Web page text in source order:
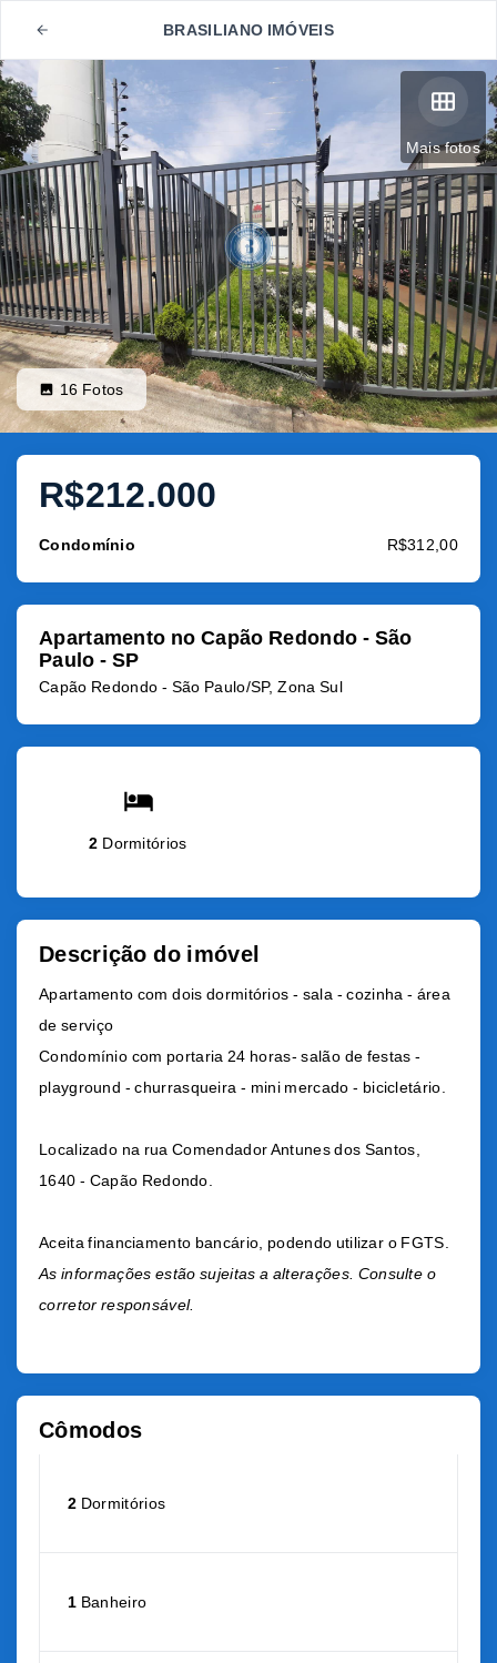
BRASILIANO IMÓVEIS
Mais fotos
16 Fotos
R$212.000
Condomínio R$312,00
Apartamento no Capão Redondo - São
Paulo - SP
Capão Redondo - São Paulo/SP, Zona Sul
2 Dormitórios
Descrição do imóvel
Apartamento com dois dormitórios - sala - cozinha - área
de serviço
Condomínio com portaria 24 horas- salão de festas -
playground - churrasqueira - mini mercado - bicicletário.
Localizado na rua Comendador Antunes dos Santos,
1640 - Capão Redondo.
Aceita financiamento bancário, podendo utilizar o FGTS.
As informações estão sujeitas a alterações. Consulte o
corretor responsável.
Cômodos
2 Dormitórios
1 Banheiro